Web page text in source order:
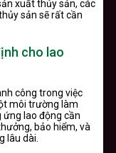
xuất thủy sản, các
sản sẽ rất cần
cho lao
công trong việc
môi trường làm
ứng lao động cần
bảo hiểm, và
lâu dài.